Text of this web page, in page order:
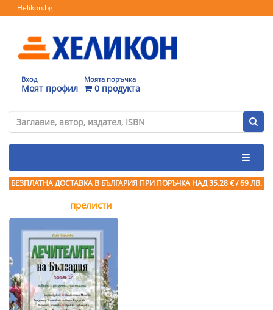
Helikon.bg
Вход
Моят профил
Моята поръчка
0 продукта
БЕЗПЛАТНА ДОСТАВКА В БЪЛГАРИЯ ПРИ ПОРЪЧКА НАД 35.28 € / 69 ЛВ.
прелисти